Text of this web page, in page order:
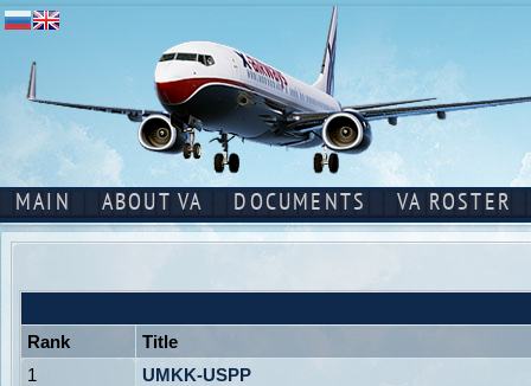
MAIN ABOUT VA DOCUMENTS VA ROSTER
Rank
Title
1
UMKK-USPP